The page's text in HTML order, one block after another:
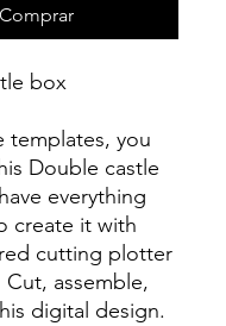
Comprar
box
templates, you
Double castle
everything
create it with
cutting plotter
assemble,
digital design.